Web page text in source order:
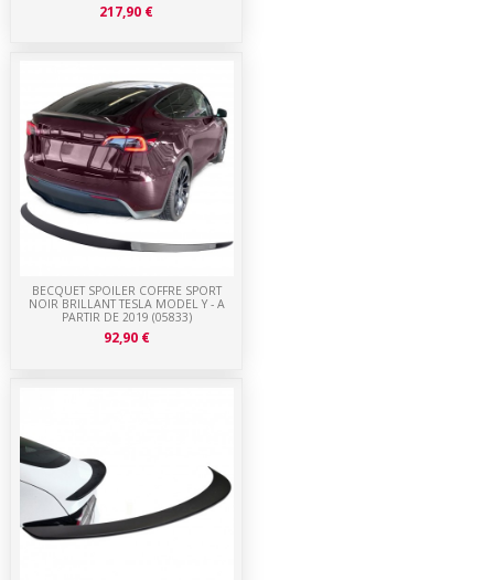
BECQUET SPOILER COFFRE SPORT
NOIR BRILLANT TESLA MODEL Y - A
PARTIR DE 2019 (05833)
92,90 €
217,90 €